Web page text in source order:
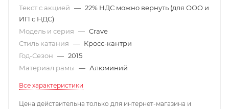
Текст с акцией — 22% НДС можно вернуть (для ООО и
ИП с НДС)
Модель и серия — Crave
Стиль катания — Кросс-кантри
Год-Сезон — 2015
Материал рамы — Алюминий
Все характеристики
Цена действительна только для интернет-магазина и